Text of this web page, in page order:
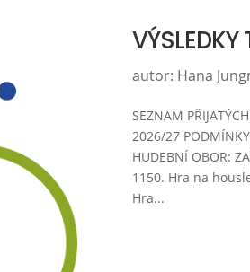
VÝSLEDKY
autor: Hana
SEZNAM
2026/27 PODMÍNKY
HUDEBNÍ OBOR:
1150. Hra na
Hra...